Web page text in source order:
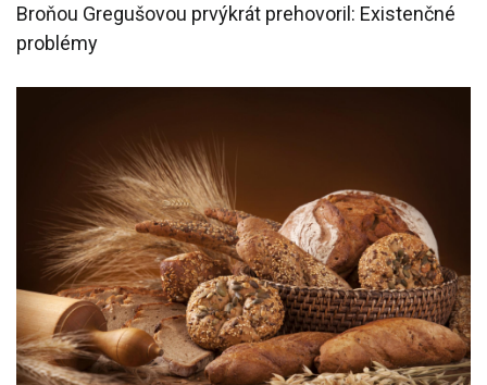
Broňou Gregušovou prvýkrát prehovoril: Existenčné
problémy